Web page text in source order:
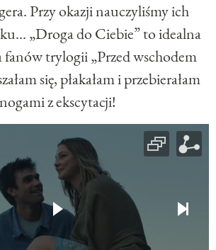
Przy okazji nauczyliśmy ich
„Droga do Ciebie” to idealna
fanów trylogii „Przed wschodem
się, płakałam i przebierałam
nogami z ekscytacji!